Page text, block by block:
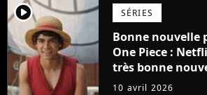
player2 SÉRIES
Bonne nouvelle
One Piece :
très bonne
saison 3
10 avril 2026